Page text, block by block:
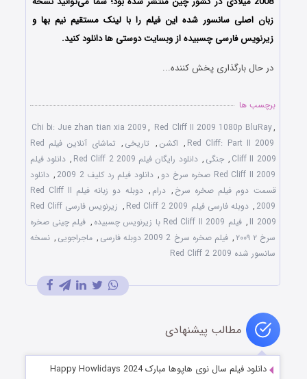
زبان اصلی سانسور شده این فیلم را با لینک مستقیم نیم بها و
زیرنویس فارسی چسبیده از وبسایت دوستی ها دانلود کنید.
در حال بارگذاری پخش کننده...
برچسب ها
Chi bi: Jue zhan tian xia 2009, Red Cliff II 2009 1080p BluRay,
Red Cliff: Part II 2009
, اکشن , تاریخی ,
تماشای آنلاین فیلم Red
Cliff II 2009
, جنگی , دانلود رایگان فیلم Red Cliff 2 2009 , دانلود فیلم
Red Cliff II 2009 صخره سرخ دو
, دانلود فیلم رد کلیف 2 2009 , دانلود
قسمت دوم فیلم صخره سرخ , درام ,
دوبله دو زبانه فیلم Red Cliff II
2009
, دوبله فارسی فیلم Red Cliff 2 2009 ,
زیرنویس فارسی Red Cliff
II 2009
, فیلم Red Cliff II 2009 با زیرنویس چسبیده , فیلم چینی صخره
سرخ ۲ ۲۰۰۹
, فیلم صخره سرخ 2 2009 دوبله فارسی , ماجراجویی , نسخه
سانسور شده Red Cliff 2 2009
مطالب پیشنهادی
دانلود فیلم سال نوی هاپوها مبارک Happy Howlidays 2024